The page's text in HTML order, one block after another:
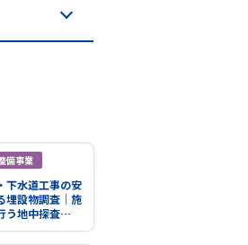
備事業
下水道工事の安
埋設物調査｜施
う地中探査…